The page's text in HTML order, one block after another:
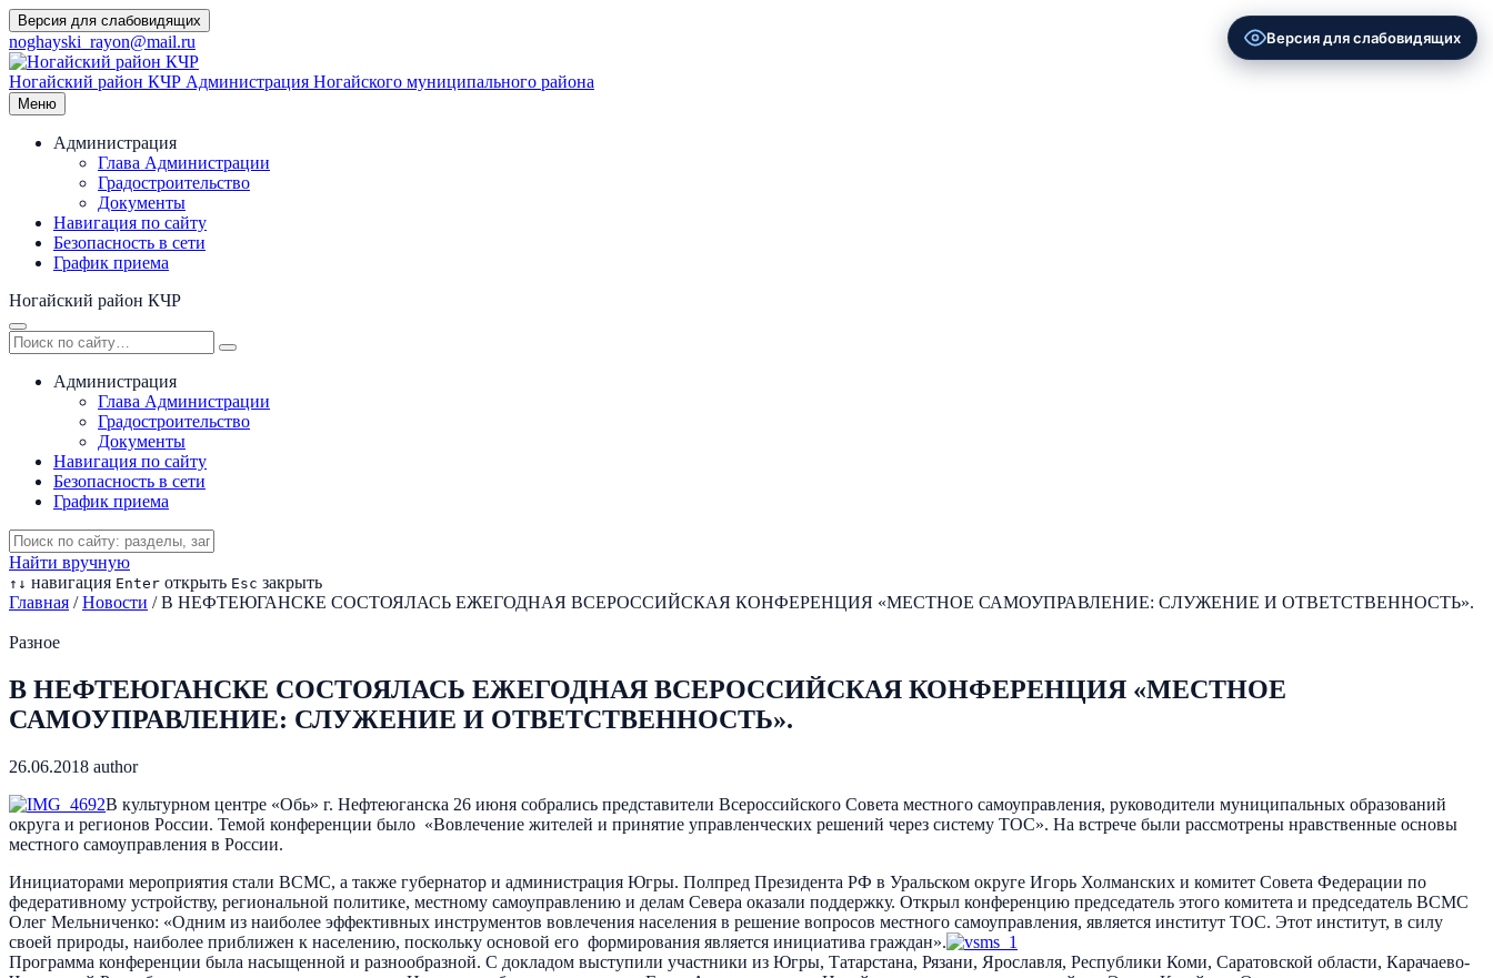
Перейти
к
содержимому
Версия для слабовидящих
noghayski_rayon@mail.ru
Ногайский район КЧР Администрация Ногайского муниципального района
Меню
Администрация
Глава Администрации
Градостроительство
Документы
Навигация по сайту
Безопасность в сети
График приема
Ногайский район КЧР
Администрация
Глава Администрации
Градостроительство
Документы
Навигация по сайту
Безопасность в сети
График приема
Найти вручную
↑ ↓ навигация Enter открыть Esc закрыть
Главная / Новости / В НЕФТЕЮГАНСКЕ СОСТОЯЛАСЬ ЕЖЕГОДНАЯ ВСЕРОССИЙСКАЯ КОНФЕРЕНЦИЯ «МЕСТНОЕ САМОУПРАВЛЕНИЕ: СЛУЖЕНИЕ И ОТВЕТСТВЕННОСТЬ».
Разное
В НЕФТЕЮГАНСКЕ СОСТОЯЛАСЬ ЕЖЕГОДНАЯ ВСЕРОССИЙСКАЯ КОНФЕРЕНЦИЯ «МЕСТНОЕ
САМОУПРАВЛЕНИЕ: СЛУЖЕНИЕ И ОТВЕТСТВЕННОСТЬ».
26.06.2018 author
В культурном центре «Обь» г. Нефтеюганска 26 июня собрались представители Всероссийского Совета местного самоуправления, руководители муниципальных образований
округа и регионов России. Темой конференции было «Вовлечение жителей и принятие управленческих решений через систему ТОС». На встрече были рассмотрены нравственные основы
местного самоуправления в России.
Инициаторами мероприятия стали ВСМС, а также губернатор и администрация Югры. Полпред Президента РФ в Уральском округе Игорь Холманских и комитет Совета Федерации по
федеративному устройству, региональной политике, местному самоуправлению и делам Севера оказали поддержку. Открыл конференцию председатель этого комитета и председатель ВСМС
Олег Мельниченко: «Одним из наиболее эффективных инструментов вовлечения населения в решение вопросов местного самоуправления, является институт ТОС. Этот институт, в силу
своей природы, наиболее приближен к населению, поскольку основой его формирования является инициатива граждан».
Программа конференции была насыщенной и разнообразной. С докладом выступили участники из Югры, Татарстана, Рязани, Ярославля, Республики Коми, Саратовской области, Карачаево-
Версия для слабовидящих